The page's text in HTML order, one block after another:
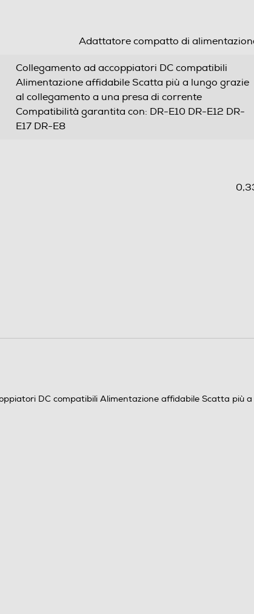
Adattatore compatto di
Collegamento ad accoppiatori DC compatibili
Alimentazione affidabile Scatta più a lungo grazie
al collegamento a una presa di corrente
Compatibilità garantita con: DR-E10 DR-E12 DR-
E17 DR-E8
DC compatibili Alimentazione affidabile Scatta più